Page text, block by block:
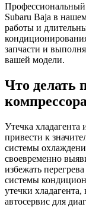
Профессиональный
Subaru Baja в
работы и
запчасти и
вашей модели.
Что делать
Утечка хладагента
привести к
системы
своевременно
избежать
системы
утечки
автосервис для